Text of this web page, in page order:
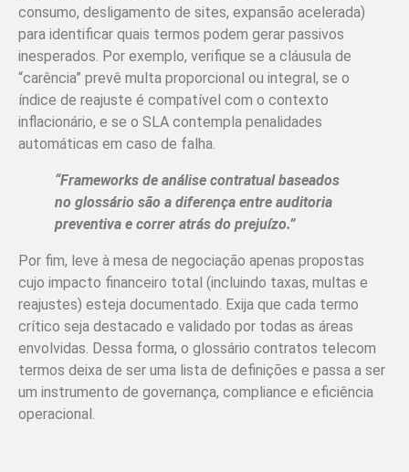
consumo, desligamento de sites, expansão acelerada)
para identificar quais termos podem gerar passivos
inesperados. Por exemplo, verifique se a cláusula de
“carência” prevê multa proporcional ou integral, se o
índice de reajuste é compatível com o contexto
inflacionário, e se o SLA contempla penalidades
automáticas em caso de falha.
“Frameworks de análise contratual baseados
no glossário são a diferença entre auditoria
preventiva e correr atrás do prejuízo.”
Por fim, leve à mesa de negociação apenas propostas
cujo impacto financeiro total (incluindo taxas, multas e
reajustes) esteja documentado. Exija que cada termo
crítico seja destacado e validado por todas as áreas
envolvidas. Dessa forma, o glossário contratos telecom
termos deixa de ser uma lista de definições e passa a ser
um instrumento de governança, compliance e eficiência
operacional.